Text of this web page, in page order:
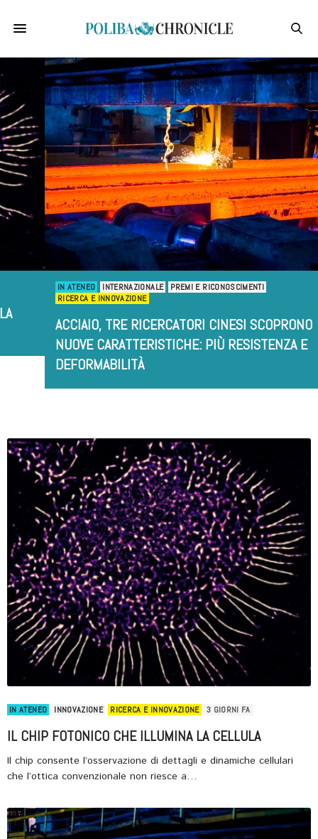
IN ATENEO INTERNAZIONALE
PREMI E RICONOSCIMENTI
RICERCA E INNOVAZIONE
ACCIAIO, TRE RICERCATORI CINESI SCOPRONO
NUOVE CARATTERISTICHE: PIÙ RESISTENZA E
DEFORMABILITÀ
IN ATENEO INNOVAZIONE RICERCA E INNOVAZIONE 3 GIORNI FA
IL CHIP FOTONICO CHE ILLUMINA LA CELLULA
Il chip consente l’osservazione di dettagli e dinamiche cellulari
che l’ottica convenzionale non riesce a…